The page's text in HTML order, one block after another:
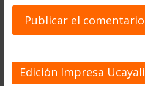
Edición Impresa Ucayali